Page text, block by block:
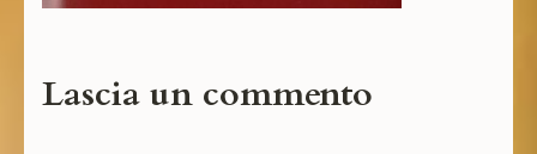
Lascia un commento